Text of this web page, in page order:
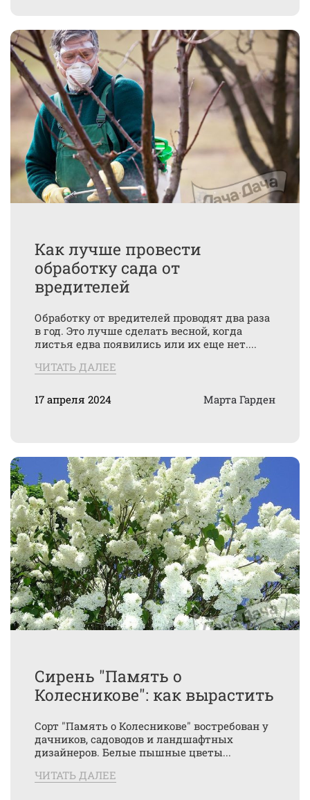
Как лучше провести
обработку сада от
вредителей
Обработку от вредителей проводят два раза
в год. Это лучше сделать весной, когда
листья едва появились или их еще нет....
ЧИТАТЬ ДАЛЕЕ
17 апреля 2024 Марта Гарден
Сирень "Память о
Колесникове": как вырастить
Сорт "Память о Колесникове" востребован у
дачников, садоводов и ландшафтных
дизайнеров. Белые пышные цветы...
ЧИТАТЬ ДАЛЕЕ